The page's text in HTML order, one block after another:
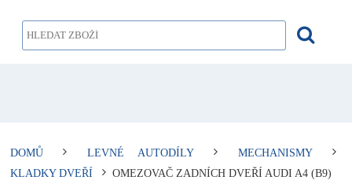
DOMŮ LEVNÉ AUTODÍLY
MECHANISMY
KLADKY DVEŘÍ
OMEZOVAČ ZADNÍCH DVEŘÍ AUDI A4 (B9)